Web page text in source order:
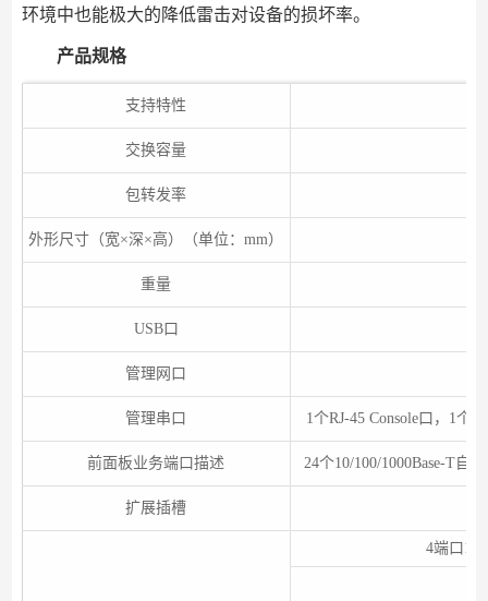
环境中也能极大的降低雷击对设备的损坏率。
产品规格
支持特性
交换容量
包转发率
外形尺寸（宽×深×高）（单位：mm）
重量
USB口
管理网口
管理串口 1个RJ-45 Console口，1个
前面板业务端口描述 24个10/100/1000Base-T自
扩展插槽
4端口10/